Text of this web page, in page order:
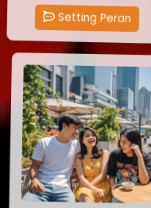
Setting Peran